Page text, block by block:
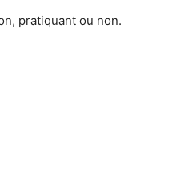
pratiquant ou non.